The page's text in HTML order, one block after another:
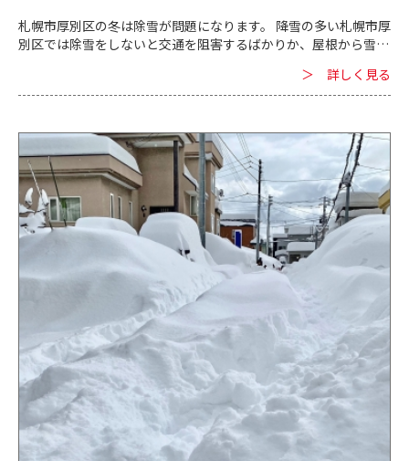
札幌市厚別区の冬は除雪が問題になります。 降雪の多い札幌市厚
別区では除雪をしないと交通を阻害するばかりか、屋根から雪が
に行う除雪では、除雪スペースや除雪のやり方などで近隣と揉め
てしまうことや、上手く除雪できないといったお悩みが付きもの
市厚別区の専門業者が除雪の対応範囲や、日常から行える雪対策
について解説します。 ■除雪可能な建物 札幌市厚別区の当社は
主に法人様の建物を中心に除雪対応を行っています。 ・建物 ・
駐車場 ・店舗 ・事務所 他 当社は幅広い除雪に対応していま
すので、「敷地が広い」「お客様が来る前に除雪作業をして欲し
い」「店舗の他に法人名義で収益物件を所有している。そちらの
除雪もして欲しい」など、さまざまなニーズに対応して除雪作業
を行っています。 当社が除雪作業を行う際は、まずは除雪対応の
範囲やニーズを伺います。 ニーズや除雪の対応範囲に合わせて当
社が除雪プランを提案し、雪の季節になったら実際に除雪を行う
という流れです。 法人様からの除雪のご依頼は、法人様の業種や
建物、敷地、ニーズがさまざまなので「すべて同じように除雪す
る」とは行きません。 その法人様が望むことや、敷地や建物に
合わせた個別の除雪計画が必要になります。 いざ雪の季節になっ
てしまうと、問い合わせや相談が殺到するのが現状です。 札幌市
厚別区の除雪対応をしている業者には限りがあるからです。 雪の
季節になったら建物周り・敷地をスムーズに除雪するためにも、
雪の季節になる前に、早めのご相談をおすすめします。 当社スタ
＞ 詳しく見る